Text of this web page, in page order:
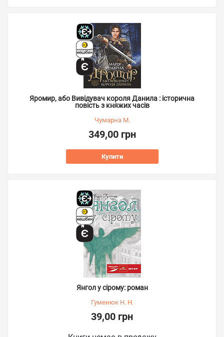
Яромир, або Вивідувач короля Данила : історична
повість з княжих часів
Чумарна М.
349,00 грн
Купити
Янгол у сірому: роман
Гуменюк Н. Н.
39,00 грн